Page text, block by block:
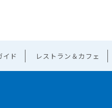
イド レストラン＆カフェ